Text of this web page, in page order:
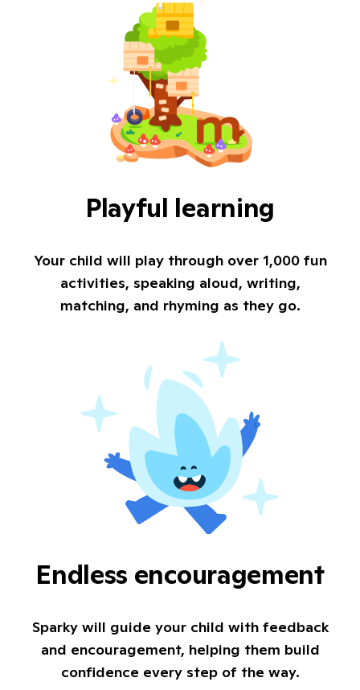
Playful learning
Your child will play through over 1,000 fun
activities, speaking aloud, writing,
matching, and rhyming as they go.
Endless encouragement
Sparky will guide your child with feedback
and encouragement, helping them build
confidence every step of the way.